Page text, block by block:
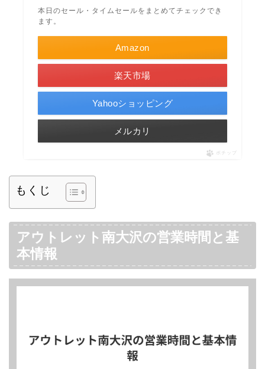
本日のセール・タイムセールをまとめてチェックでき
ます。
Amazon
楽天市場
Yahooショッピング
メルカリ
ポチップ
もくじ
アウトレット南大沢の営業時間と基
本情報